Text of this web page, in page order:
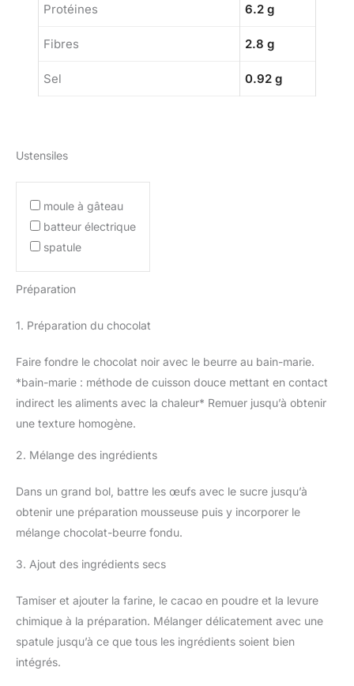
Protéines 6.2 g
Fibres 2.8 g
Sel 0.92 g
Ustensiles
moule à gâteau
batteur électrique
spatule
Préparation
1. Préparation du chocolat
Faire fondre le chocolat noir avec le beurre au bain-marie.
*bain-marie : méthode de cuisson douce mettant en contact
indirect les aliments avec la chaleur* Remuer jusqu’à obtenir
une texture homogène.
2. Mélange des ingrédients
Dans un grand bol, battre les œufs avec le sucre jusqu’à
obtenir une préparation mousseuse puis y incorporer le
mélange chocolat-beurre fondu.
3. Ajout des ingrédients secs
Tamiser et ajouter la farine, le cacao en poudre et la levure
chimique à la préparation. Mélanger délicatement avec une
spatule jusqu’à ce que tous les ingrédients soient bien
intégrés.